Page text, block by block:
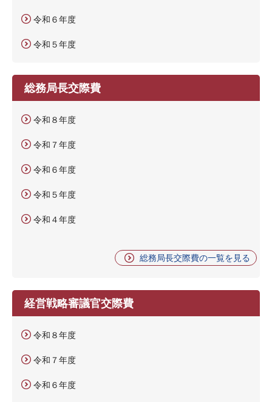
令和６年度
令和５年度
総務局長交際費
令和８年度
令和７年度
令和６年度
令和５年度
令和４年度
総務局長交際費の一覧を見る
経営戦略審議官交際費
令和８年度
令和７年度
令和６年度